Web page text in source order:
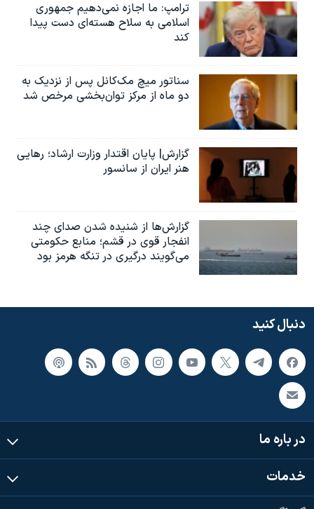
ترامپ: ما اجازه نمی‌دهیم جمهوری
اسلامی به سلاح هسته‌ای دست پیدا
کند
سناتور میچ مک‌کانل پس از نزدیک به
دو ماه از مرکز توان‌بخشی مرخص شد
گزارش| پایان اقتدار وزارت ارشاد؛ رهایی
هنر ایران از سانسور
گزارش‌ها از شنیده شدن صدای چند
انفجار قوی در قشم؛ منابع حکومتی
می‌گویند درگیری در تنگه هرمز بود
دنبال کنید
در باره ما
خدمات